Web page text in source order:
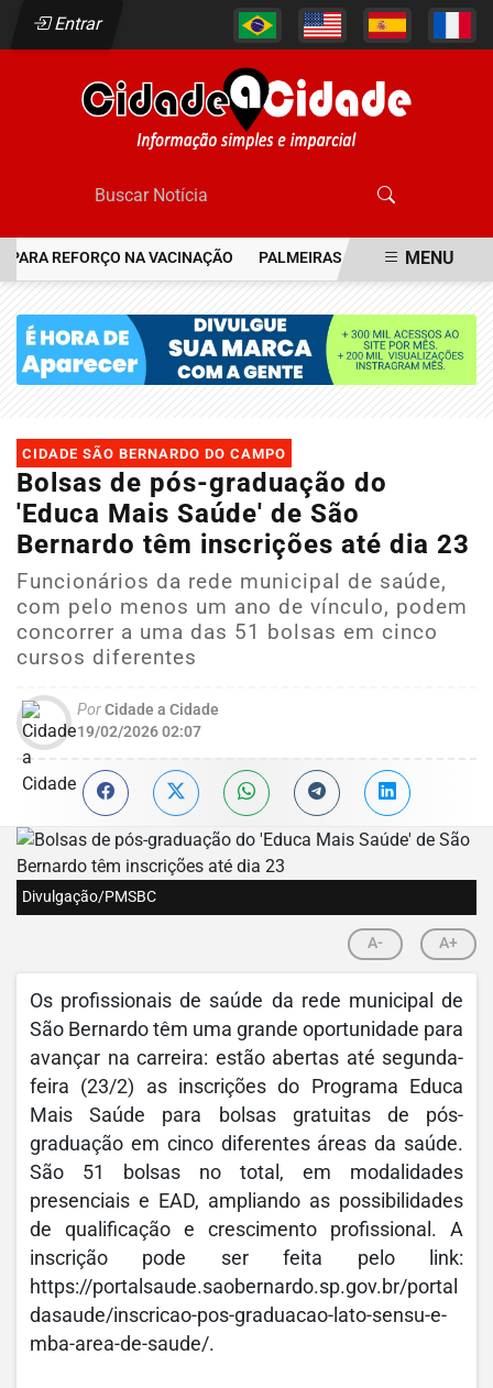
Entrar
REFORÇO NA VACINAÇÃO PALMEIRAS RESGATA JOIA DO
MENU
CIDADE SÃO BERNARDO DO CAMPO
Bolsas de pós-graduação do
'Educa Mais Saúde' de São
Bernardo têm inscrições até dia 23
Funcionários da rede municipal de saúde,
com pelo menos um ano de vínculo, podem
concorrer a uma das 51 bolsas em cinco
cursos diferentes
PorCidade a Cidade
19/02/2026 02:07
Divulgação/PMSBC
A- A+
Os profissionais de saúde da rede municipal de
São Bernardo têm uma grande oportunidade para
avançar na carreira: estão abertas até segunda-
feira (23/2) as inscrições do Programa Educa
Mais Saúde para bolsas gratuitas de pós-
graduação em cinco diferentes áreas da saúde.
São 51 bolsas no total, em modalidades
presenciais e EAD, ampliando as possibilidades
de qualificação e crescimento profissional. A
inscrição pode ser feita pelo link:
https://portalsaude.saobernardo.sp.gov.br/portal
dasaude/inscricao-pos-graduacao-lato-sensu-e-
mba-area-de-saude/.